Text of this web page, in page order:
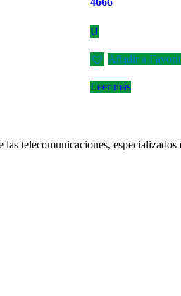
U
Añadir a
Leer más
las telecomunicaciones,